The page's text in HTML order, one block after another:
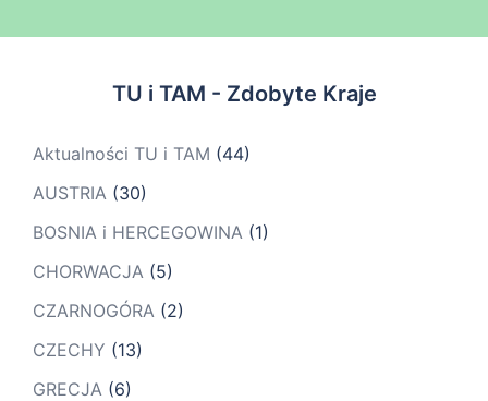
TU i TAM - Zdobyte Kraje
Aktualności TU i TAM (44)
AUSTRIA (30)
BOSNIA i HERCEGOWINA (1)
CHORWACJA (5)
CZARNOGÓRA (2)
CZECHY (13)
GRECJA (6)